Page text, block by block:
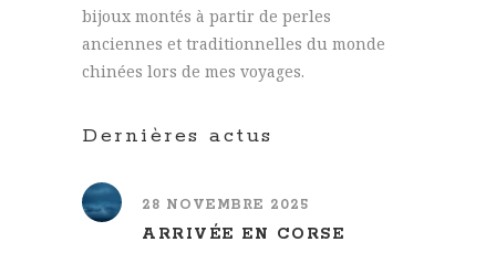
bijoux montés à partir de perles
anciennes et traditionnelles du monde
chinées lors de mes voyages.
Dernières actus
28 NOVEMBRE 2025
ARRIVÉE EN CORSE